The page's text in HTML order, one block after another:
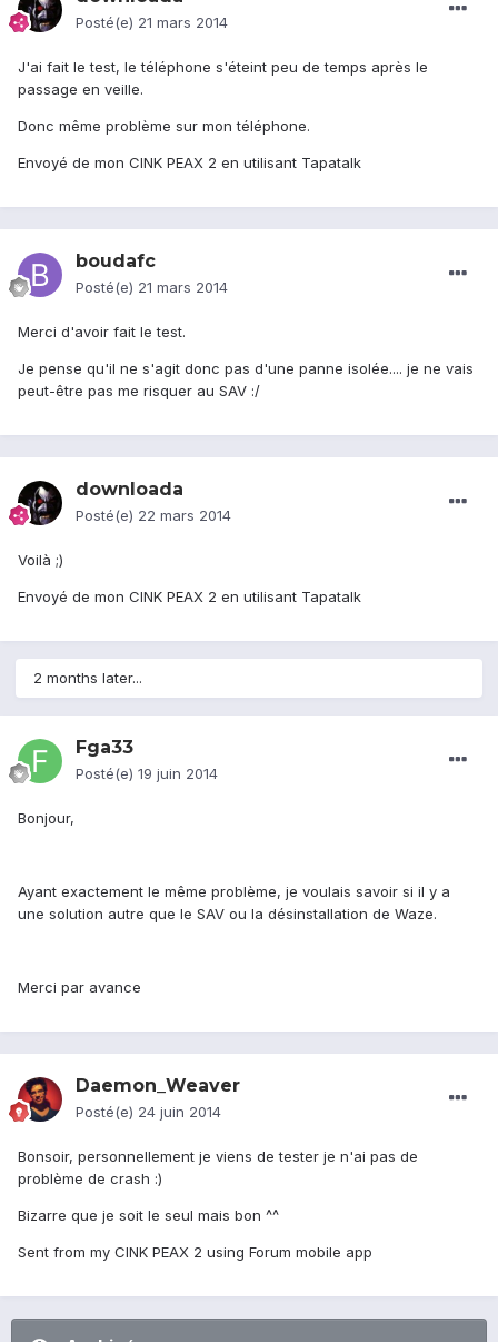
Posté(e) 21 mars 2014
J'ai fait le test, le téléphone s'éteint peu de temps après le
passage en veille.
Donc même problème sur mon téléphone.
Envoyé de mon CINK PEAX 2 en utilisant Tapatalk
boudafc
Posté(e) 21 mars 2014
Merci d'avoir fait le test.
Je pense qu'il ne s'agit donc pas d'une panne isolée.... je ne vais
peut-être pas me risquer au SAV :/
downloada
Posté(e) 22 mars 2014
Voilà ;)
Envoyé de mon CINK PEAX 2 en utilisant Tapatalk
2 months later...
Fga33
Posté(e) 19 juin 2014
Bonjour,
Ayant exactement le même problème, je voulais savoir si il y a
une solution autre que le SAV ou la désinstallation de Waze.
Merci par avance
Daemon_Weaver
Posté(e) 24 juin 2014
Bonsoir, personnellement je viens de tester je n'ai pas de
problème de crash :)
Bizarre que je soit le seul mais bon ^^
Sent from my CINK PEAX 2 using Forum mobile app